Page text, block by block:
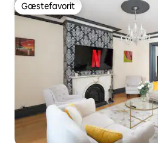
Gæstefavorit
Gæstefavorit